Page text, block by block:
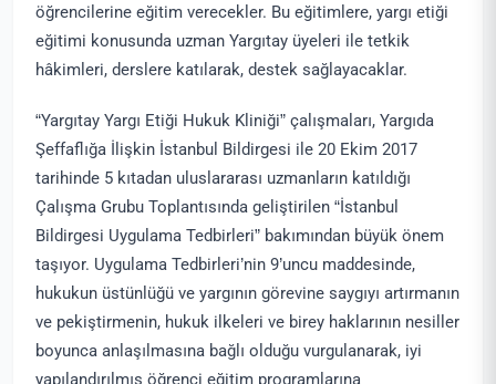
öğrencilerine eğitim verecekler. Bu eğitimlere, yargı etiği
eğitimi konusunda uzman Yargıtay üyeleri ile tetkik
hâkimleri, derslere katılarak, destek sağlayacaklar.
“Yargıtay Yargı Etiği Hukuk Kliniği” çalışmaları, Yargıda
Şeffaflığa İlişkin İstanbul Bildirgesi ile 20 Ekim 2017
tarihinde 5 kıtadan uluslararası uzmanların katıldığı
Çalışma Grubu Toplantısında geliştirilen “İstanbul
Bildirgesi Uygulama Tedbirleri” bakımından büyük önem
taşıyor. Uygulama Tedbirleri’nin 9’uncu maddesinde,
hukukun üstünlüğü ve yargının görevine saygıyı artırmanın
ve pekiştirmenin, hukuk ilkeleri ve birey haklarının nesiller
boyunca anlaşılmasına bağlı olduğu vurgulanarak, iyi
yapılandırılmış öğrenci eğitim programlarına